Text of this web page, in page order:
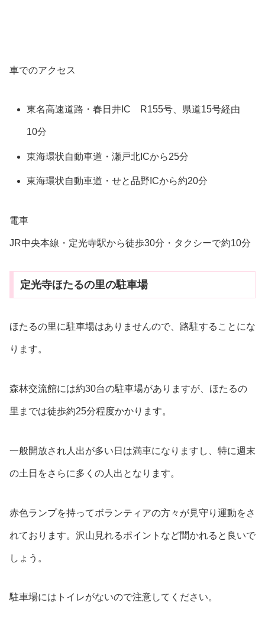
車でのアクセス
東名高速道路・春日井IC R155号、県道15号経由
10分
東海環状自動車道・瀬戸北ICから25分
東海環状自動車道・せと品野ICから約20分
電車
JR中央本線・定光寺駅から徒歩30分・タクシーで約10分
定光寺ほたるの里の駐車場
ほたるの里に駐車場はありませんので、路駐することにな
ります。
森林交流館には約30台の駐車場がありますが、ほたるの
里までは徒歩約25分程度かかります。
一般開放され人出が多い日は満車になりますし、特に週末
の土日をさらに多くの人出となります。
赤色ランプを持ってボランティアの方々が見守り運動をさ
れております。沢山見れるポイントなど聞かれると良いで
しょう。
駐車場にはトイレがないので注意してください。